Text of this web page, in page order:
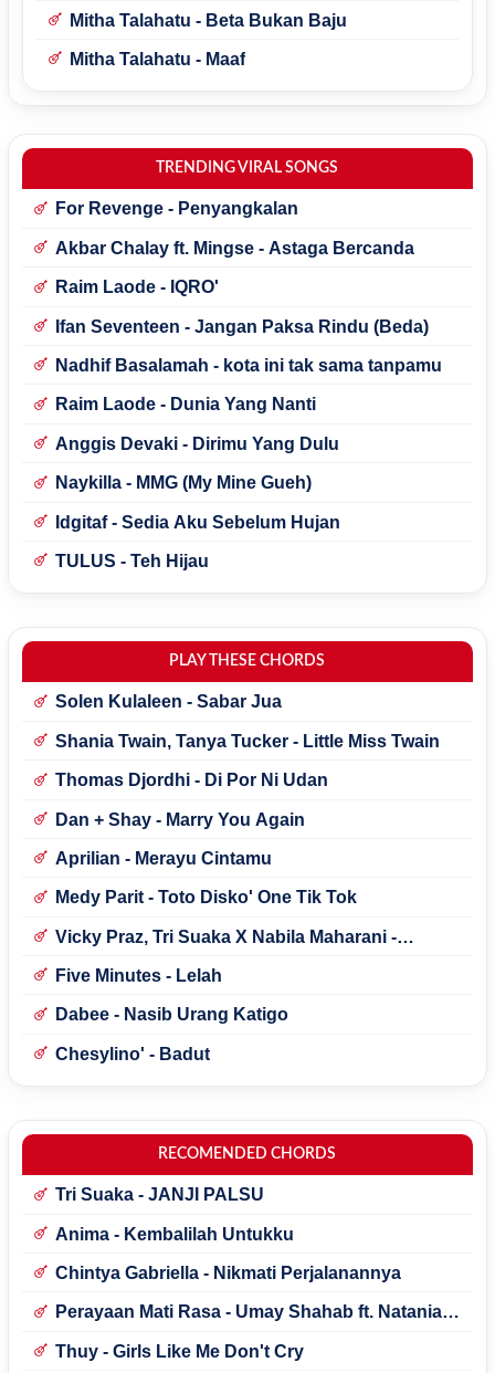
Mitha Talahatu - Beta Bukan Baju
Mitha Talahatu - Maaf
TRENDING VIRAL SONGS
For Revenge - Penyangkalan
Akbar Chalay ft. Mingse - Astaga Bercanda
Raim Laode - IQRO'
Ifan Seventeen - Jangan Paksa Rindu (Beda)
Nadhif Basalamah - kota ini tak sama tanpamu
Raim Laode - Dunia Yang Nanti
Anggis Devaki - Dirimu Yang Dulu
Naykilla - MMG (My Mine Gueh)
Idgitaf - Sedia Aku Sebelum Hujan
TULUS - Teh Hijau
PLAY THESE CHORDS
Solen Kulaleen - Sabar Jua
Shania Twain, Tanya Tucker - Little Miss Twain
Thomas Djordhi - Di Por Ni Udan
Dan + Shay - Marry You Again
Aprilian - Merayu Cintamu
Medy Parit - Toto Disko' One Tik Tok
Vicky Praz, Tri Suaka X Nabila Maharani -
Five Minutes - Lelah
Dabee - Nasib Urang Katigo
Chesylino' - Badut
RECOMENDED CHORDS
Tri Suaka - JANJI PALSU
Anima - Kembalilah Untukku
Chintya Gabriella - Nikmati Perjalanannya
Perayaan Mati Rasa - Umay Shahab ft. Natania
Thuy - Girls Like Me Don't Cry